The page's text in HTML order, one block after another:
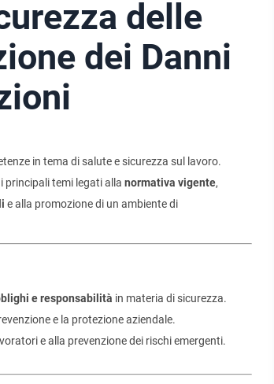
delle
dei Danni
in tema di salute e sicurezza sul lavoro.
principali temi legati alla normativa vigente,
e alla promozione di un ambiente di
e responsabilità in materia di sicurezza.
e la protezione aziendale.
e alla prevenzione dei rischi emergenti.